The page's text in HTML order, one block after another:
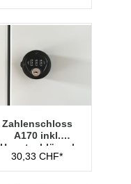
Zahlenschloss
A170 inkl.
Hauptschlüssel
Typ 1
30,33 CHF*